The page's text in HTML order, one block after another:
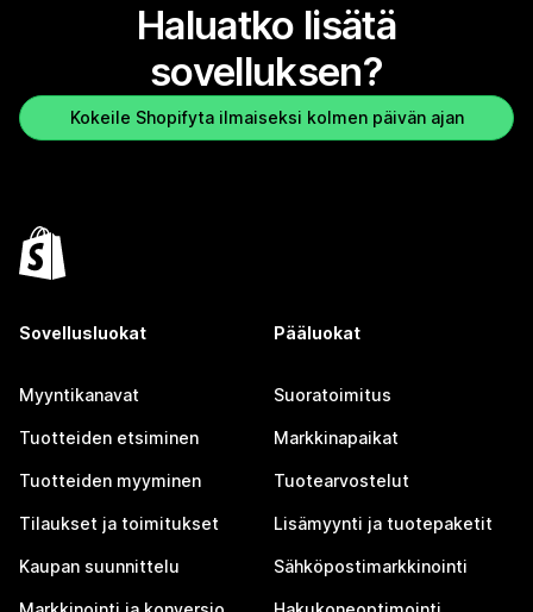
Haluatko lisätä
sovelluksen?
Kokeile Shopifyta ilmaiseksi kolmen päivän ajan
Sovellusluokat
Myyntikanavat
Tuotteiden etsiminen
Tuotteiden myyminen
Tilaukset ja toimitukset
Kaupan suunnittelu
Pääluokat
Suoratoimitus
Markkinapaikat
Tuotearvostelut
Lisämyynti ja tuotepaketit
Sähköpostimarkkinointi